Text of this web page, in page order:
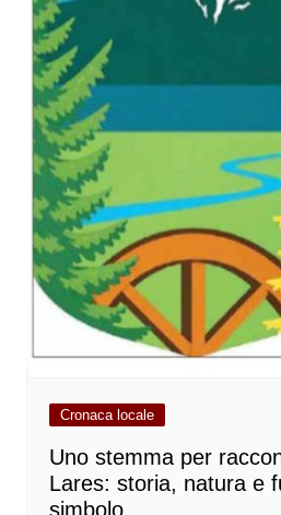
Cronaca locale
Uno stemma per
Lares: storia, natura e
simbolo